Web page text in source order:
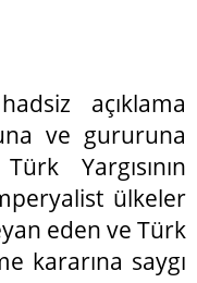
açıklama
ve gururuna
Yargısının
ülkeler
eden ve Türk
kararına saygı